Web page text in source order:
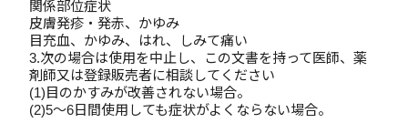
関係部位症状
皮膚発疹・発赤、かゆみ
目充血、かゆみ、はれ、しみて痛い
3.次の場合は使用を中止し、この文書を持って医師、薬
剤師又は登録販売者に相談してください
(1)目のかすみが改善されない場合。
(2)5～6日間使用しても症状がよくならない場合。